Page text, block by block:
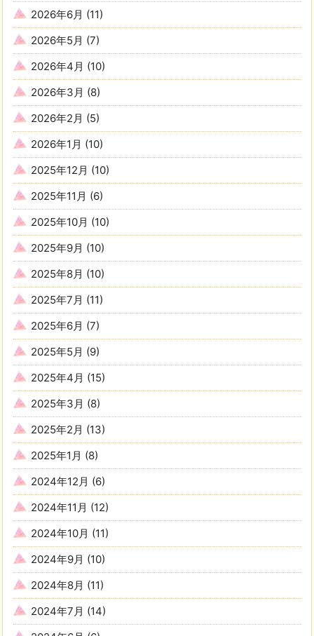
2026年6月 (11)
2026年5月 (7)
2026年4月 (10)
2026年3月 (8)
2026年2月 (5)
2026年1月 (10)
2025年12月 (10)
2025年11月 (6)
2025年10月 (10)
2025年9月 (10)
2025年8月 (10)
2025年7月 (11)
2025年6月 (7)
2025年5月 (9)
2025年4月 (15)
2025年3月 (8)
2025年2月 (13)
2025年1月 (8)
2024年12月 (6)
2024年11月 (12)
2024年10月 (11)
2024年9月 (10)
2024年8月 (11)
2024年7月 (14)